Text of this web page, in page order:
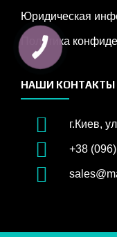
Юридическая
Политика
НАШИ КОНТАКТЫ
г.Киев,
+38